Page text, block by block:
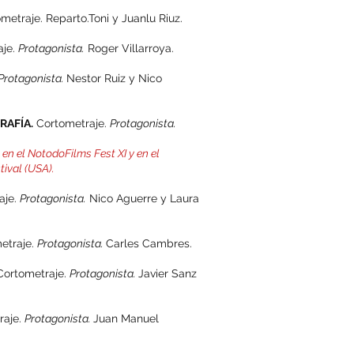
Reparto.Toni y Juanlu Riuz.
Protagonista. Roger Villarroya.
Nestor Ruiz y Nico
Cortometraje. Protagonista.
en el NotodoFilms Fest XI y en el
(USA).
Protagonista. Nico Aguerre y Laura
Protagonista. Carles Cambres.
Protagonista. Javier Sanz
Protagonista. Juan Manuel